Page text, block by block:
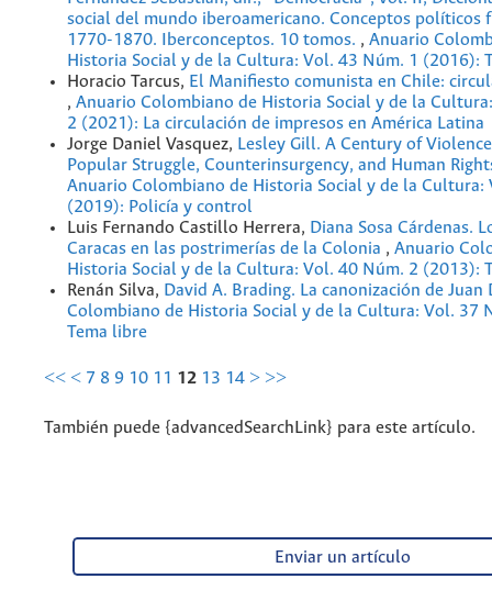
social del mundo iberoamericano. Conceptos políticos
1770-1870. Iberconceptos. 10 tomos. , Anuario
Historia Social y de la Cultura: Vol. 43 Núm. 1 (2016):
Horacio Tarcus, El Manifiesto comunista en Chile:
, Anuario Colombiano de Historia Social y de la
2 (2021): La circulación de impresos en América Latina
Jorge Daniel Vasquez, Lesley Gill. A Century of
Popular Struggle, Counterinsurgency, and Human
Anuario Colombiano de Historia Social y de la Cultura:
(2019): Policía y control
Luis Fernando Castillo Herrera, Diana Sosa Cárdenas.
Caracas en las postrimerías de la Colonia , Anuario
Historia Social y de la Cultura: Vol. 40 Núm. 2 (2013):
Renán Silva, David A. Brading. La canonización de Juan
Colombiano de Historia Social y de la Cultura: Vol. 37
Tema libre
<< < 7 8 9 10 11 12 13 14 > >>
También puede {advancedSearchLink} para este artículo.
Enviar un artículo